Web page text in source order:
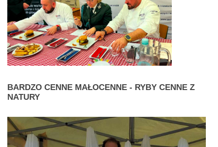
BARDZO CENNE MAŁOCENNE - RYBY CENNE Z
NATURY